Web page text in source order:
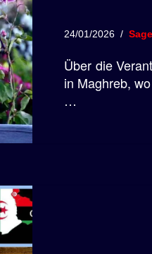
24/01/2026
Über die
in Maghreb,
…